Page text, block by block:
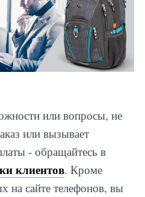
или вопросы, не
или вызывает
- обращайтесь в
клиентов. Кроме
на сайте телефонов, вы